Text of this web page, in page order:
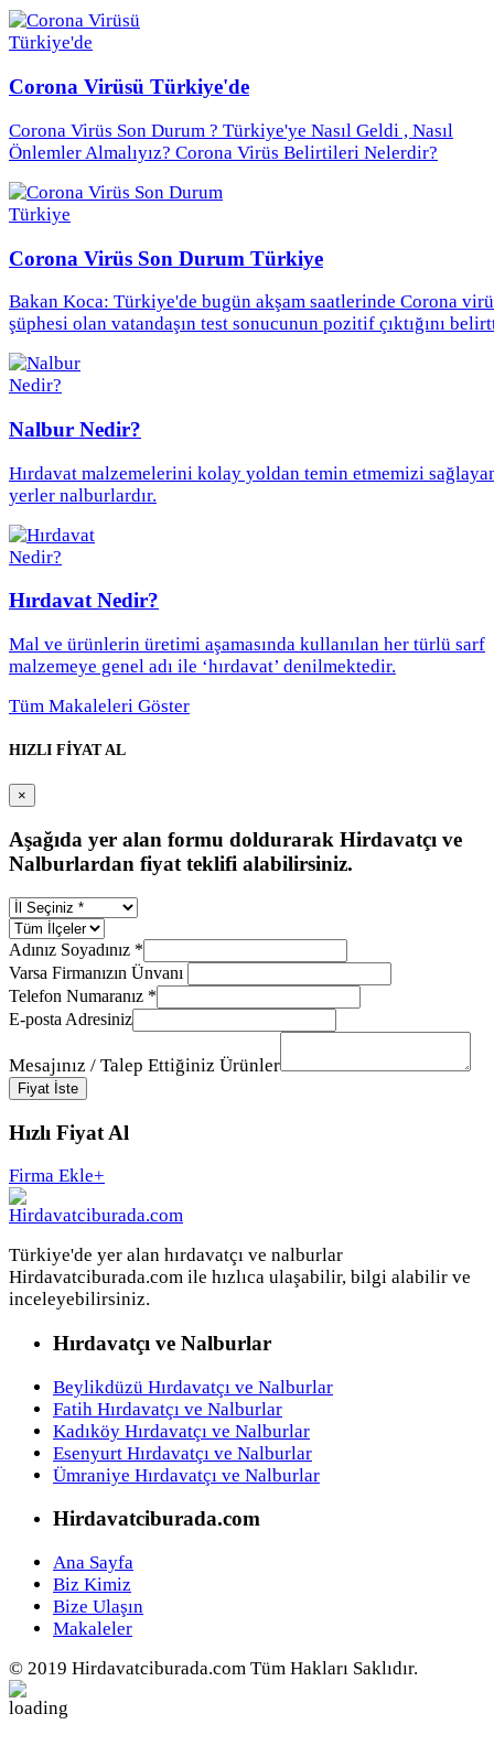
Corona Virüsü Türkiye'de
Corona Virüs Son Durum ? Türkiye'ye Nasıl Geldi , Nasıl
Önlemler Almalıyız? Corona Virüs Belirtileri Nelerdir?
Corona Virüs Son Durum Türkiye
Bakan Koca: Türkiye'de bugün akşam saatlerinde Corona
şüphesi olan vatandaşın test sonucunun pozitif çıktığını
Nalbur Nedir?
Hırdavat malzemelerini kolay yoldan temin etmemizi
yerler nalburlardır.
Hırdavat Nedir?
Mal ve ürünlerin üretimi aşamasında kullanılan her türlü sarf
malzemeye genel adı ile ‘hırdavat’ denilmektedir.
Tüm Makaleleri Göster
HIZLI FİYAT AL
×
Aşağıda yer alan formu doldurarak Hirdavatçı ve
Nalburlardan fiyat teklifi alabilirsiniz.
Adınız Soyadınız *
Varsa Firmanızın Ünvanı
Telefon Numaranız *
E-posta Adresiniz
Mesajınız / Talep Ettiğiniz Ürünler
Fiyat İste
Hızlı Fiyat Al
Firma Ekle+
Türkiye'de yer alan hırdavatçı ve nalburlar
Hirdavatciburada.com ile hızlıca ulaşabilir, bilgi alabilir ve
inceleyebilirsiniz.
Hırdavatçı ve Nalburlar
Beylikdüzü Hırdavatçı ve Nalburlar
Fatih Hırdavatçı ve Nalburlar
Kadıköy Hırdavatçı ve Nalburlar
Esenyurt Hırdavatçı ve Nalburlar
Ümraniye Hırdavatçı ve Nalburlar
Hirdavatciburada.com
Ana Sayfa
Biz Kimiz
Bize Ulaşın
Makaleler
© 2019 Hirdavatciburada.com Tüm Hakları Saklıdır.